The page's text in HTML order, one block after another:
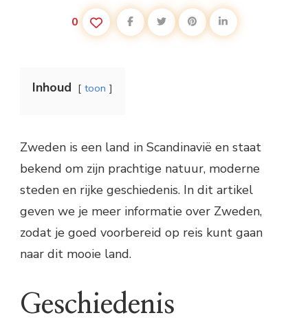
0
Inhoud toon
Zweden is een land in Scandinavië en staat
bekend om zijn prachtige natuur, moderne
steden en rijke geschiedenis. In dit artikel
geven we je meer informatie over Zweden,
zodat je goed voorbereid op reis kunt gaan
naar dit mooie land.
Geschiedenis